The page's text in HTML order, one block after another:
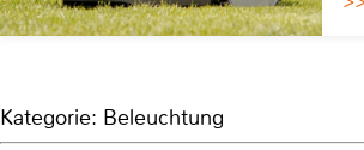
Kategorie: Beleuchtung